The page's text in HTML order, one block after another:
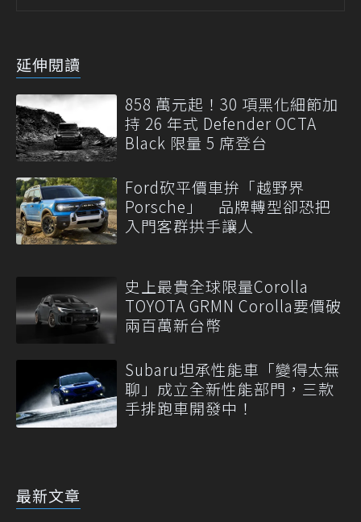
延伸閱讀
858 萬元起！30 項黑化細節加
持 26 年式 Defender OCTA
Black 限量 5 席登台
Ford砍平價車拚「越野界
Porsche」 品牌轉型卻恐把
入門客群拱手讓人
史上最貴全球限量Corolla
TOYOTA GRMN Corolla要價破
兩百萬新台幣
Subaru坦承性能車「變得太無
聊」成立全新性能部門，三款
手排跑車開發中！
最新文章